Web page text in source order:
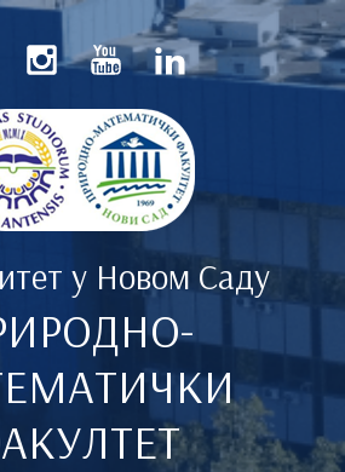
у Новом Саду